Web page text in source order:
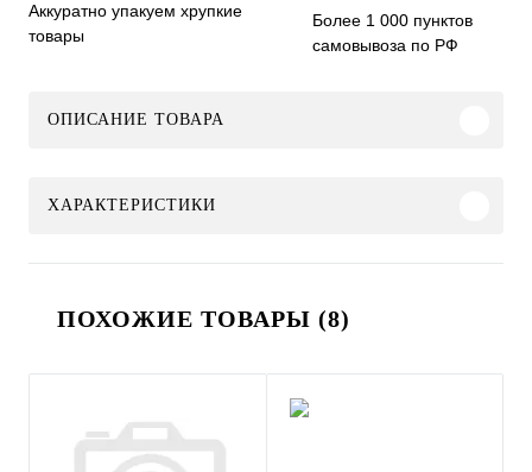
Аккуратно упакуем хрупкие
товары
Более 1 000 пунктов
самовывоза по РФ
ОПИСАНИЕ ТОВАРА
ХАРАКТЕРИСТИКИ
ПОХОЖИЕ ТОВАРЫ (8)